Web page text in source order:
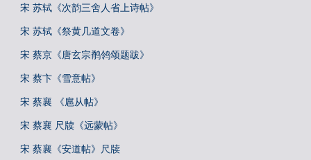
宋 苏轼《次韵三舍人省上诗帖》
宋 苏轼《祭黄几道文卷》
宋 蔡京《唐玄宗鹡鸰颂题跋》
宋 蔡卞《雪意帖》
宋 蔡襄 《扈从帖》
宋 蔡襄 尺牍《远蒙帖》
宋 蔡襄《安道帖》尺牍